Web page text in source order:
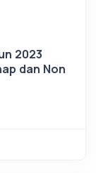
2023
dan Non